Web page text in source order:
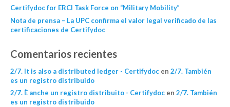
Certifydoc for ERCI Task Force on “Military Mobility”
Nota de prensa – La UPC confirma el valor legal verificado de las
certificaciones de Certifydoc
Comentarios recientes
2/7. It is also a distributed ledger - Certifydocen 2/7. También
es un registro distribuido
2/7. È anche un registro distribuito - Certifydocen 2/7. También
es un registro distribuido